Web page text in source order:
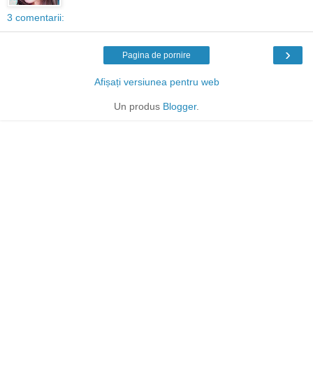
3 comentarii:
›
Pagina de pornire
Afișați versiunea pentru web
Un produs Blogger.